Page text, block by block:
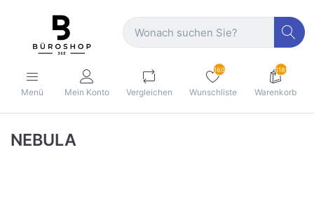
Menü Mein Konto Vergleichen
160
Wunschliste
1189
Warenkorb
NEBULA